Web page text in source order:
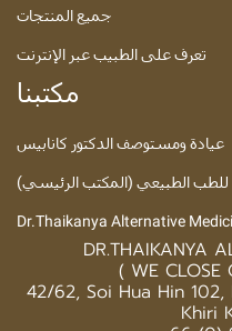
جميع المنتجات
تعرف على الطبيب عبر الإنترنت
مكتبنا
عيادة ومستوصف الدكتور كانابيس
للطب الطبيعي (المكتب الرئيسي)
Dr.Thaikanya Alternative
DR.THAIKANYA
( WE CLOSE
42/62, Soi Hua Hin
Khiri